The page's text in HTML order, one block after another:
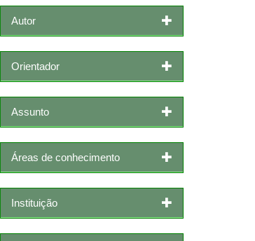
Autor
Orientador
Assunto
Áreas de conhecimento
Instituição